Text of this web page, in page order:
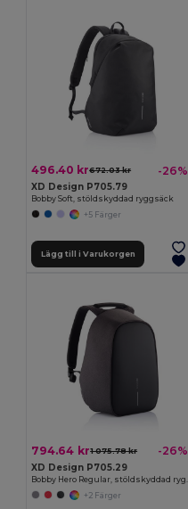
496.40 kr672.03 kr -26%
XD Design P705.79
Bobby Soft, stöldskyddad ryggsäck
+5 Färger
Lägg till i Varukorgen
794.64 kr1 075.78 kr -26%
XD Design P705.29
+2 Färger